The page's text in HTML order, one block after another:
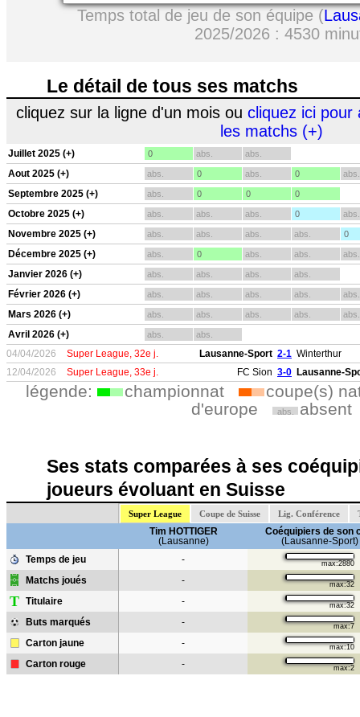
Temps total de jeu de son équipe (
2025/2026 : 4530
Le détail de tous ses matchs
cliquez sur la ligne d'un mois ou cliquez ici pour
les matchs (+)
Juillet 2025 (+) 0 abs. abs.
Aout 2025 (+) abs. 0 abs. 0 abs.
Septembre 2025 (+) abs. 0 0 0
Octobre 2025 (+) abs. abs. abs. 0 abs.
Novembre 2025 (+) abs. abs. abs. abs. 0
Décembre 2025 (+) abs. 0 abs. abs. abs.
Janvier 2026 (+) abs. abs. abs. abs.
Février 2026 (+) abs. abs. abs. abs. abs.
Mars 2026 (+) abs. abs. abs. abs. abs.
Avril 2026 (+) abs. abs.
04/04/2026 Super League, 32e j. Lausanne-Sport 2-1 Winterthur
12/04/2026
Super League, 33e j. FC Sion 3-0 Lausanne-
légende: championnat
coupe(s)
d'europe
abs. absent
Ses stats comparées à ses
joueurs évoluant en Suisse
Super League Coupe de Suisse Lig. Conférence
Tim HOTTIGER
(Lausanne)
Coéquipiers de son
(Lausanne-Sport)
Temps de jeu
- max:2880
Matchs joués - max:32
T Titulaire - max:32
Buts marqués - max:7
Carton jaune - max:10
Carton rouge - max:2